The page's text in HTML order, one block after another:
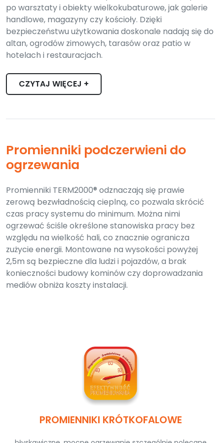
po warsztaty i obiekty wielkokubaturowe, jak galerie
handlowe, magazyny czy kościoły. Dzięki
bezpieczeństwu użytkowania doskonale nadają się do
altan, ogrodów zimowych, tarasów oraz patio w
hotelach i restauracjach.
CZYTAJ WIĘCEJ +
Promienniki podczerwieni do
ogrzewania
Promienniki TERM2000® odznaczają się prawie
zerową bezwładnością cieplną, co pozwala skrócić
czas pracy systemu do minimum. Można nimi
ogrzewać ściśle określone stanowiska pracy bez
względu na wielkość hali, co znacznie ogranicza
zużycie energii. Montowane na wysokości powyżej
2,5m są bezpieczne dla ludzi i pojazdów, a brak
konieczności budowy kominów czy doprowadzania
mediów obniża koszty instalacji.
PROMIENNIKI KRÓTKOFALOWE